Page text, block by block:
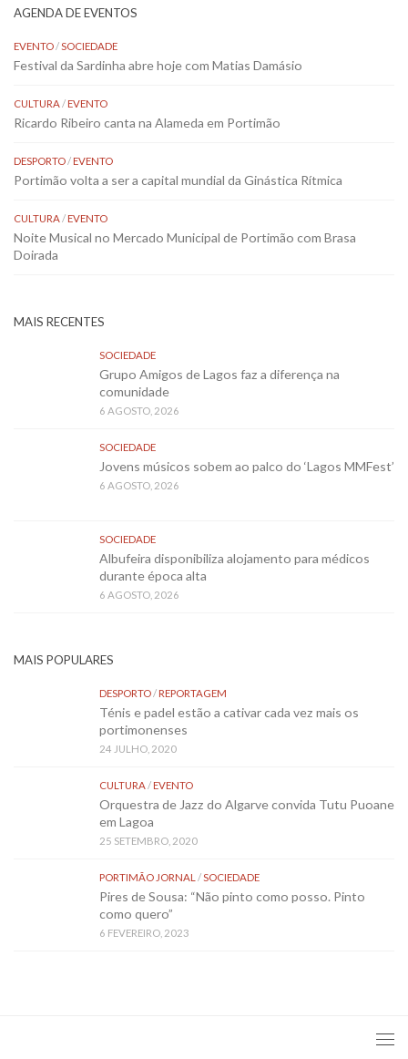
AGENDA DE EVENTOS
EVENTO / SOCIEDADE
Festival da Sardinha abre hoje com Matias Damásio
CULTURA /EVENTO
Ricardo Ribeiro canta na Alameda em Portimão
DESPORTO /EVENTO
Portimão volta a ser a capital mundial da Ginástica Rítmica
CULTURA /EVENTO
Noite Musical no Mercado Municipal de Portimão com Brasa
Doirada
MAIS RECENTES
SOCIEDADE
Grupo Amigos de Lagos faz a diferença na
comunidade
6 AGOSTO, 2026
SOCIEDADE
Jovens músicos sobem ao palco do ‘Lagos MMFest’
6 AGOSTO, 2026
SOCIEDADE
Albufeira disponibiliza alojamento para médicos
durante época alta
6 AGOSTO, 2026
MAIS POPULARES
DESPORTO /REPORTAGEM
Ténis e padel estão a cativar cada vez mais os
portimonenses
24 JULHO, 2020
CULTURA /EVENTO
Orquestra de Jazz do Algarve convida Tutu Puoane
em Lagoa
25 SETEMBRO, 2020
PORTIMÃO JORNAL / SOCIEDADE
Pires de Sousa: “Não pinto como posso. Pinto
como quero”
6 FEVEREIRO, 2023